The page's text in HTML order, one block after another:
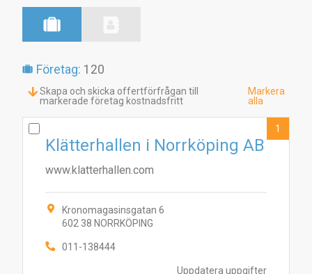
Företag: 120
Skapa och skicka offertförfrågan till
markerade företag kostnadsfritt
Markera
alla
Uppdatera uppgifter
Klätterhallen i Norrköping AB
www.klatterhallen.com
Kronomagasinsgatan 6
602 38 NORRKÖPING
011-138444
1